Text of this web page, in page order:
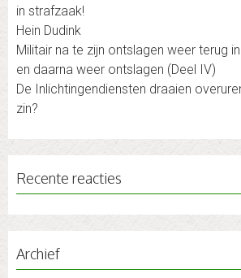
in strafzaak!
Hein Dudink
Militair na te zijn ontslagen weer terug
en daarna weer ontslagen (Deel IV)
De Inlichtingendiensten draaien
zin?
Recente reacties
Archief